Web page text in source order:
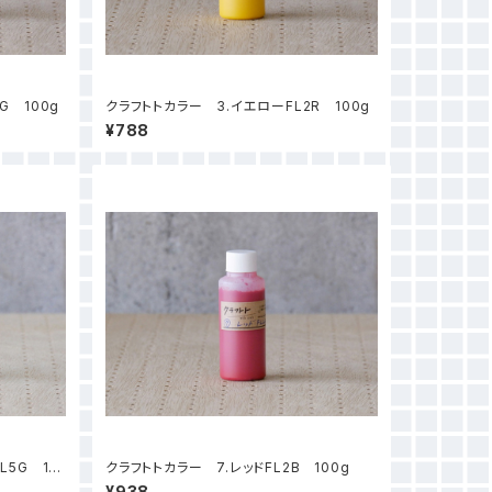
100g クラフトトカラー 3.イエローFL2R 100g
¥788
FL5G 10 クラフトトカラー 7.レッドFL2B 100g